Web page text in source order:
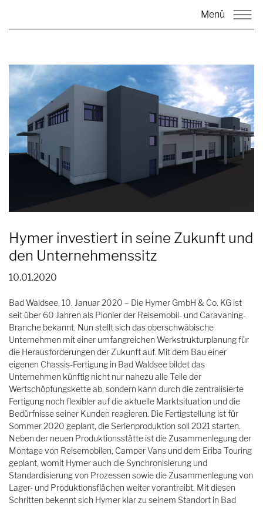
Menü
Hymer investiert in seine Zukunft und
den Unternehmenssitz
10.01.2020
Bad Waldsee, 10. Januar 2020 – Die Hymer GmbH & Co. KG ist
seit über 60 Jahren als Pionier der Reisemobil- und Caravaning-
Branche bekannt. Nun stellt sich das oberschwäbische
Unternehmen mit einer umfangreichen Werkstrukturplanung für
die Herausforderungen der Zukunft auf. Mit dem Bau einer
eigenen Chassis-Fertigung in Bad Waldsee bildet das
Unternehmen künftig nicht nur nahezu alle Teile der
Wertschöpfungskette ab, sondern kann durch die zentralisierte
Fertigung noch flexibler auf die aktuelle Marktsituation und die
Bedürfnisse seiner Kunden reagieren. Die Fertigstellung ist für
Sommer 2020 geplant, die Serienproduktion soll 2021 starten.
Neben der neuen Produktionsstätte ist die Zusammenlegung der
Montage von Reisemobilen, Camper Vans und dem Eriba Touring
geplant, womit Hymer auch die Synchronisierung und
Standardisierung von Prozessen sowie die Zusammenlegung von
Lager- und Produktionsflächen weiter vorantreibt. Mit diesen
Schritten bekennt sich Hymer klar zu seinem Standort in Bad